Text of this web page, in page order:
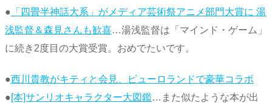
● 「四畳半神話大系」がメディア芸術祭アニメ部門大賞に 湯
浅監督＆森見さんも歓喜…湯浅監督は「マインド・ゲーム」
に続き2度目の大賞受賞。おめでたいです。
●西川貴教がキティと会見、ピューロランドで豪華コラボ
●[本]サンリオキャラクター大図鑑…また似たような本が出